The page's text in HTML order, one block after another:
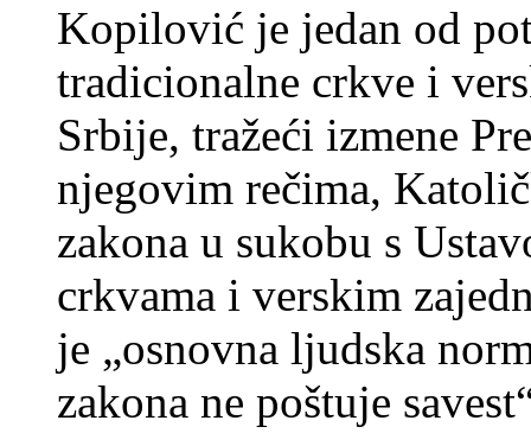
Kopilović je jedan od
tradicionalne crkve i
Srbije, tražeći izmene
njegovim rečima,
zakona u sukobu s
crkvama i verskim
je „osnovna ljudska
zakona ne poštuje